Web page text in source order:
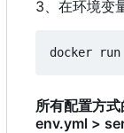
3、在环境变
docker
所有配置方
env.yml >